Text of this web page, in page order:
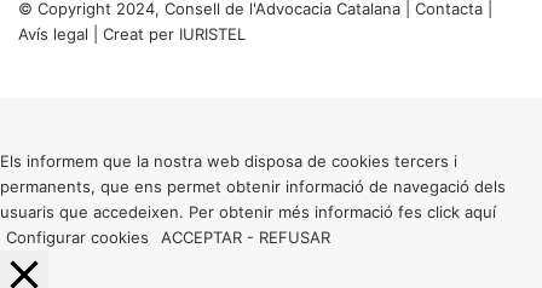
© Copyright 2024, Consell de l'Advocacia Catalana | Contacta
Avís legal | Creat per IURISTEL
button
Els informem que la nostra web disposa de cookies tercers i
permanents, que ens permet obtenir informació de navegació dels
usuaris que accedeixen. Per obtenir més informació fes click aquí
Configurar cookies
ACCEPTAR - REFUSAR